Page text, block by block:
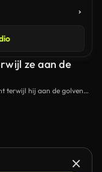
ze aan de
terwijl hij aan de golven